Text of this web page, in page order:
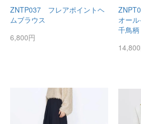
ZNTP037 フレアポイントヘ
ムブラウス
6,800円
オー
千鳥柄